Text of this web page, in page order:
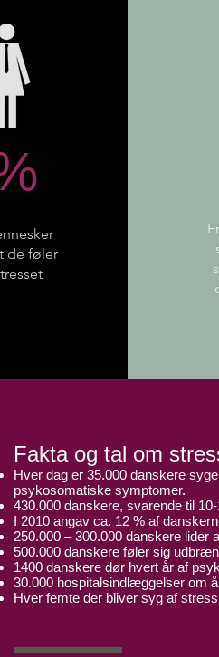
de føler
Fakta og tal om
Hver dag er 35.000 danskere
psykosomatiske symptomer.
430.000 danskere, svarende til
I 2010 angav ca. 12 % af
250.000 – 300.000 danskere lider
500.000 danskere føler sig
1400 danskere dør hvert år af
30.000 hospitalsindlæggelser om
Hver femte der bliver syg af